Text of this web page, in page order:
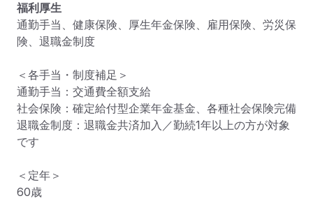
福利厚生
通勤手当、健康保険、厚生年金保険、雇用保険、労災保
険、退職金制度
＜各手当・制度補足＞
通勤手当：交通費全額支給
社会保険：確定給付型企業年金基金、各種社会保険完備
退職金制度：退職金共済加入／勤続1年以上の方が対象
です
＜定年＞
60歳